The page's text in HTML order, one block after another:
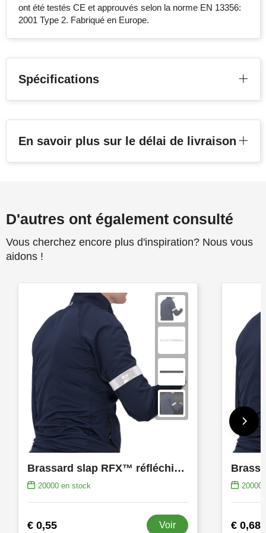
ont été testés CE et approuvés selon la norme EN 13356:
2001 Type 2. Fabriqué en Europe.
Spécifications
En savoir plus sur le délai de livraison
D'autres ont également consulté
Vous cherchez encore plus d'inspiration? Nous vous
aidons !
Brassard slap RFX™ réfléchissant de 34 cm en PVC
20000en stock
€ 0,55 Voir
20000
€ 0,68